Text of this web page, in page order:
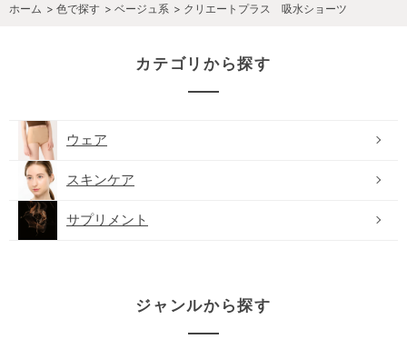
ホーム > 色で探す > ベージュ系 > クリエートプラス 吸水ショーツ
カテゴリから探す
ウェア
スキンケア
サプリメント
ジャンルから探す